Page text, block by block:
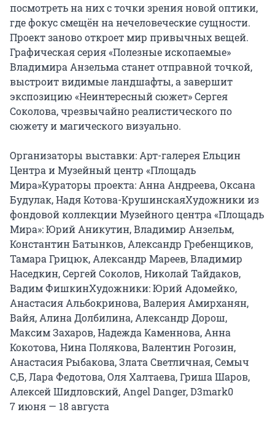
посмотреть на них с точки зрения новой оптики,
где фокус смещён на нечеловеческие сущности.
Проект заново откроет мир привычных вещей.
Графическая серия «Полезные ископаемые»
Владимира Анзельма станет отправной точкой,
выстроит видимые ландшафты, а завершит
экспозицию «Неинтересный сюжет» Сергея
Соколова, чрезвычайно реалистического по
сюжету и магического визуально.
Организаторы выставки: Арт-галерея Ельцин
Центра и Музейный центр «Площадь
Мира»Кураторы проекта: Анна Андреева, Оксана
Будулак, Надя Котова-КрушинскаяХудожники из
фондовой коллекции Музейного центра «Площадь
Мира»: Юрий Аникутин, Владимир Анзельм,
Константин Батынков, Александр Гребенщиков,
Тамара Грицюк, Александр Мареев, Владимир
Наседкин, Сергей Соколов, Николай Тайдаков,
Вадим ФишкинХудожники: Юрий Адомейко,
Анастасия Альбокринова, Валерия Амирханян,
Вайя, Алина Долбилина, Александр Дорош,
Максим Захаров, Надежда Каменнова, Анна
Кокотова, Нина Полякова, Валентин Рогозин,
Анастасия Рыбакова, Злата Светличная, Семыч
С,Б, Лара Федотова, Оля Халтаева, Гриша Шаров,
Алексей Шидловский, Angel Danger, D3mark0
7 июня — 18 августа